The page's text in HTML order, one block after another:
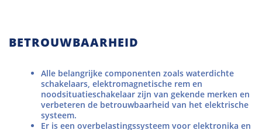
BETROUWBAARHEID
Alle belangrijke componenten zoals waterdichte
schakelaars, elektromagnetische rem en
noodsituatieschakelaar zijn van gekende merken en
verbeteren de betrouwbaarheid van het elektrische
systeem.
Er is een overbelastingssysteem voor elektronika en